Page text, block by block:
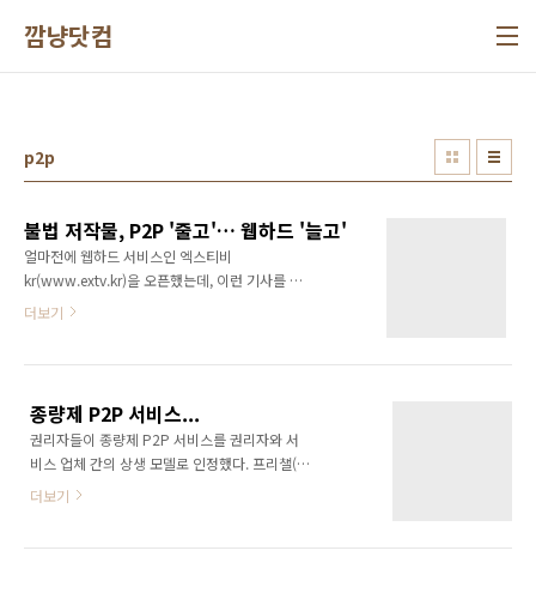
깜냥닷컴
p2p
불법 저작물, P2P '줄고'… 웹하드 '늘고'
얼마전에 웹하드 서비스인 엑스티비
kr(www.extv.kr)을 오픈했는데, 이런 기사를 보
니 조금 씁쓸하네요... 인터넷의 양면성이라고 하
화가 성숙된다면 돈내고 보는 것에 대해 전혀 거
리낌이 없겠지만 지금은 돈내고 보는게 조금은
어색하군요... 오늘 다시한번 사이트를 둘러봐야
겠군요~ 모니터링은 잘들하고 있는지~ ^^
권보호센터가 적발한 온·오프라인의 불법 침해
더보기
종량제 P2P 서비스...
권리자들이 종량제 P2P 서비스를 권리자와 서
비스 업체 간의 상생 모델로 인정했다. 프리챌(대
표 손창욱 http://www.freechal.com)이 운영
더보기